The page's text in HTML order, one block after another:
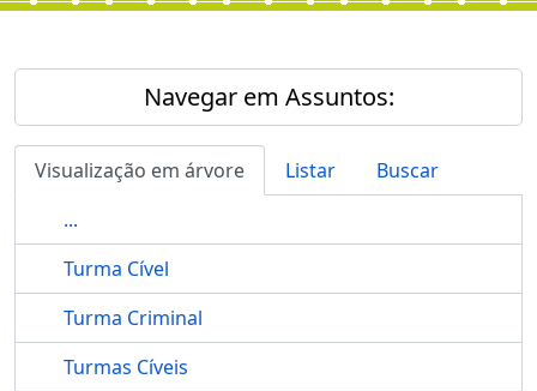
Navegar em Assuntos:
Visualização em árvore Listar
Buscar
...
Turma Cível
Turma Criminal
Turmas Cíveis